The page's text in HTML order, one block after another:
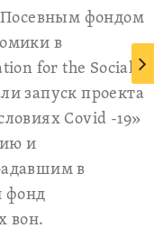
Посевным фондом
в
for the Social
запуск проекта
Covid -19»
и
в
фонд
вон.